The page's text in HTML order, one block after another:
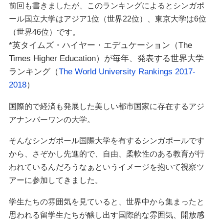
前回も書きましたが、このランキングによるとシンガポ
ール国立大学はアジア1位（世界22位）、東京大学は6位
（世界46位）です。
*英タイムズ・ハイヤー・エデュケーション（The
Times Higher Education）が毎年、発表する世界大学
ランキング（The World University Rankings 2017-
2018）
国際的で経済も発展した美しい都市国家に存在するアジ
アナンバーワンの大学。
そんなシンガポール国際大学を有するシンガポールです
から、さぞかし先進的で、自由、柔軟性のある教育が行
われているんだろうなぁというイメージを抱いて視察ツ
アーに参加してきました。
学生たちの雰囲気を見ていると、世界中から集まったと
思われる留学生たちが醸し出す国際的な雰囲気、開放感